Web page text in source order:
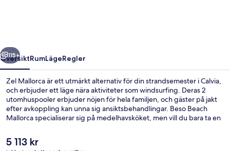
Nästa
115+
ÖversiktRumLägeRegler
Zel Mallorca är ett utmärkt alternativ för din strandsemester i Calvia,
och erbjuder ett läge nära aktiviteter som windsurfing. Deras 2
utomhuspooler erbjuder nöjen för hela familjen, och gäster på jakt
efter avkoppling kan unna sig ansiktsbehandlingar. Beso Beach
Mallorca specialiserar sig på medelhavsköket, men vill du bara ta en
höjdpunkter här är en bar vid poolen, ett dygnet runt-öppet gym
och ett dygnet runt-öppet fitnesscenter.
Det
nuvarande
5 113 kr